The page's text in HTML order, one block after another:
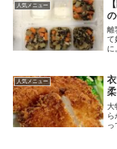
人気メニュー
離
て
に
レ
煮
人気メニュー
大
っ